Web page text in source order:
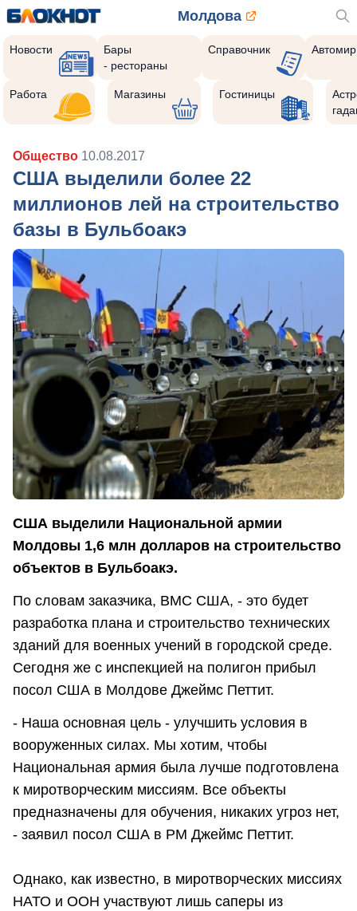
Молдова
Новости
Бары
- рестораны
Справочник Автомир
Работа Магазины Гостиницы
Общество 10.08.2017
США выделили более 22
миллионов лей на строительство
базы в Бульбоакэ
США выделили Национальной армии
Молдовы 1,6 млн долларов на строительство
объектов в Бульбоакэ.
По словам заказчика, ВМС США, - это будет
разработка плана и строительство технических
зданий для военных учений в городской среде.
Сегодня же с инспекцией на полигон прибыл
посол США в Молдове Джеймс Петтит.
- Наша основная цель - улучшить условия в
вооруженных силах. Мы хотим, чтобы
Национальная армия была лучше подготовлена
к миротворческим миссиям. Все объекты
предназначены для обучения, никаких угроз нет,
- заявил посол США в РМ Джеймс Петтит.
Однако, как известно, в миротворческих миссиях
НАТО и ООН участвуют лишь саперы из